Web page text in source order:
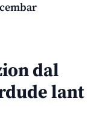
dal
lant